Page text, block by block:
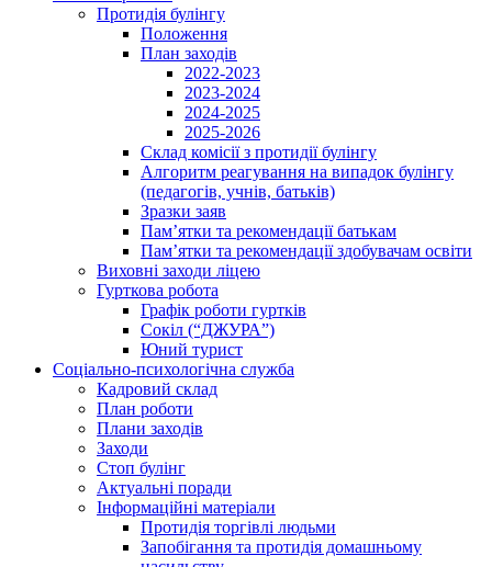
Протидія булінгу
Положення
План заходів
2022-2023
2023-2024
2024-2025
2025-2026
Склад комісії з протидії булінгу
Алгоритм реагування на випадок булінгу
(педагогів, учнів, батьків)
Зразки заяв
Пам’ятки та рекомендації батькам
Пам’ятки та рекомендації здобувачам освіти
Виховні заходи ліцею
Гурткова робота
Графік роботи гуртків
Сокіл (“ДЖУРА”)
Юний турист
Соціально-психологічна служба
Кадровий склад
План роботи
Плани заходів
Заходи
Стоп булінг
Актуальні поради
Інформаційні матеріали
Протидія торгівлі людьми
Запобігання та протидія домашньому